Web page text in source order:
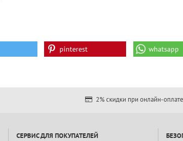
pinterest whatsapp
2% скидки при онлайн-
СЕРВИС ДЛЯ ПОКУПАТЕЛЕЙ